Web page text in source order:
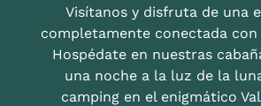
Visítanos y disfruta de una
completamente conectada
Hospédate en nuestras
una noche a la luz de la
camping en el enigmático